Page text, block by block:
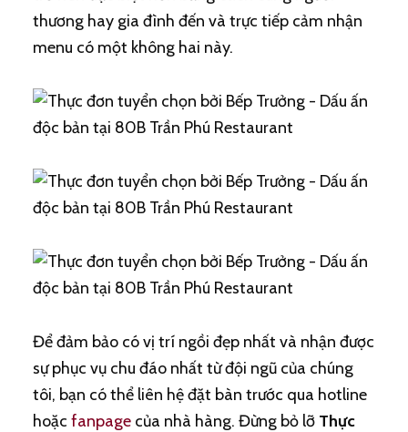
thương hay gia đình đến và trực tiếp cảm nhận
menu có một không hai này.
Để đảm bảo có vị trí ngồi đẹp nhất và nhận được
sự phục vụ chu đáo nhất từ đội ngũ của chúng
tôi, bạn có thể liên hệ đặt bàn trước qua hotline
hoặc fanpagecủa nhà hàng. Đừng bỏ lỡ Thực